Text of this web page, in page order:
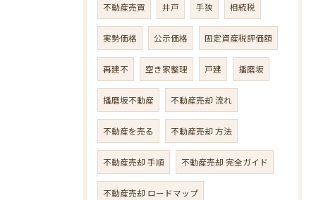
不動産売買 井戸 手狭 相続税
実勢価格 公示価格 固定資産税評価額
再建不 空き家整理 戸建 播磨坂
播磨坂不動産 不動産売却 流れ
不動産を売る 不動産売却 方法
不動産売却 手順 不動産売却 完全ガイド
不動産売却 ロードマップ